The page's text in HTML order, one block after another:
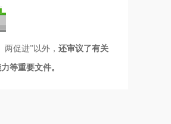
促进”以外， 还审议了有关
等重要文件。